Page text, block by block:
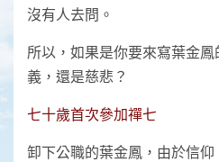
沒有人去問。
所以，如果是你要來寫葉金
義，還是慈悲？
七十歲首次參加禪七
卸下公職的葉金鳳，由於信